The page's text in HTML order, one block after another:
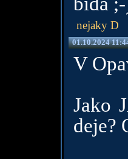
nejaky D
01.10.2024
V
Jako
deje?